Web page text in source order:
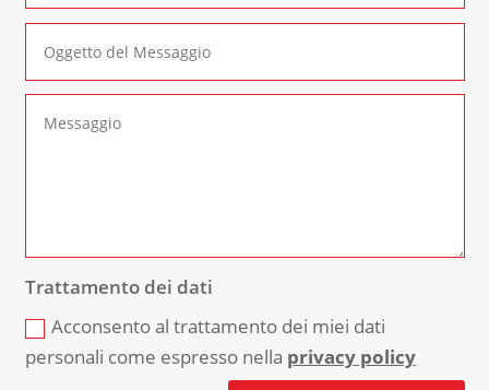
Trattamento dei dati
Acconsento al trattamento dei miei dati
personali come espresso nella privacy policy